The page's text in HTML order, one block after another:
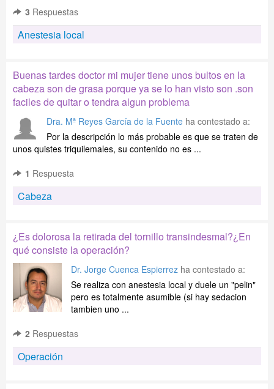
3 Respuestas
Anestesia local
Buenas tardes doctor mi mujer tiene unos bultos en la
cabeza son de grasa porque ya se lo han visto son .son
faciles de quitar o tendra algun problema
Dra. Mª Reyes García de la Fuente ha contestado a:
Por la descripción lo más probable es que se traten de
unos quistes triquilemales, su contenido no es ...
1 Respuesta
Cabeza
¿Es dolorosa la retirada del tornillo transindesmal?¿En
qué consiste la operación?
Dr. Jorge Cuenca Espierrez ha contestado a:
Se realiza con anestesia local y duele un "pelin"
pero es totalmente asumible (si hay sedacion
tambien uno ...
2 Respuestas
Operación